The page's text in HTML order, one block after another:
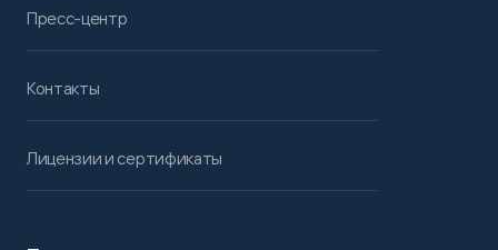
Пресс-центр
Контакты
Лицензии и сертификаты